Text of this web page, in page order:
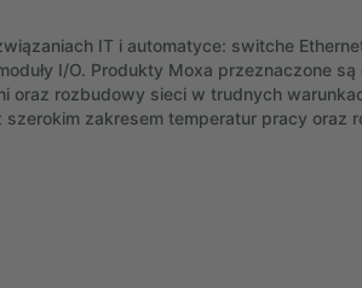
IT i automatyce: switche
I/O. Produkty Moxa przeznaczone są
oraz rozbudowy sieci w trudnych
zakresem temperatur pracy oraz